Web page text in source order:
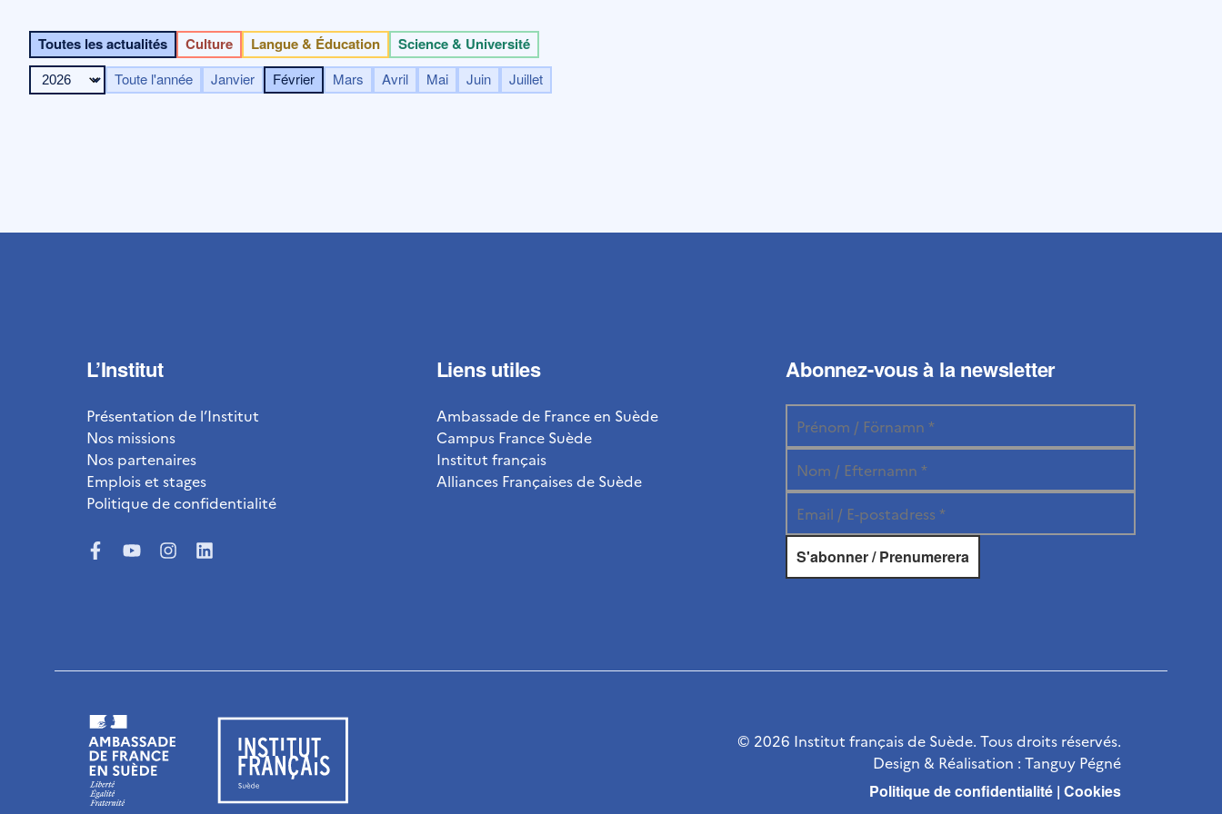
Toutes les actualités Culture Langue & Éducation Science & Université
Toute l'année Janvier Février Mars Avril Mai Juin Juillet
L’Institut
Présentation de l’Institut
Nos missions
Nos partenaires
Emplois et stages
Politique de confidentialité
Liens utiles
Ambassade de France en Suède
Campus France Suède
Institut français
Alliances Françaises de Suède
Abonnez-vous à la newsletter
© 2026 Institut français de Suède. Tous droits réservés.
Design & Réalisation : Tanguy Pégné
Politique de confidentialité | Cookies